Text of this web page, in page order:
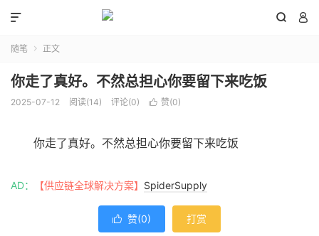
 

随笔  正文
你走了真好。不然总担心你要留下来吃饭
2025-07-12 阅读(14) 评论(0)  赞(0)
你走了真好。不然总担心你要留下来吃饭
AD： 【供应链全球解决方案】 SpiderSupply
 赞(0) 打赏